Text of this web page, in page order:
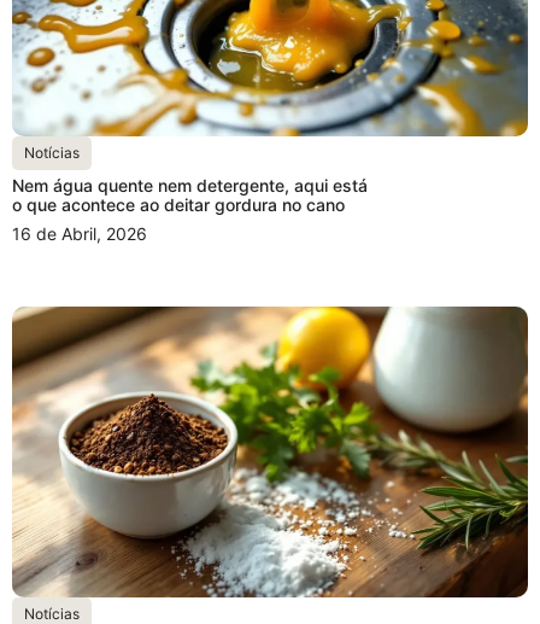
Notícias
Nem água quente nem detergente, aqui está
o que acontece ao deitar gordura no cano
16 de Abril, 2026
Notícias